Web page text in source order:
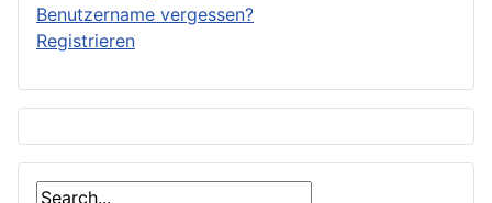
Benutzername vergessen?
Registrieren